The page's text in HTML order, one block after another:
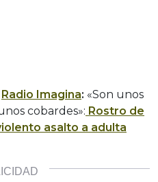
Radio Imagina: «Son unos
cobardes»: Rostro de
asalto a adulta